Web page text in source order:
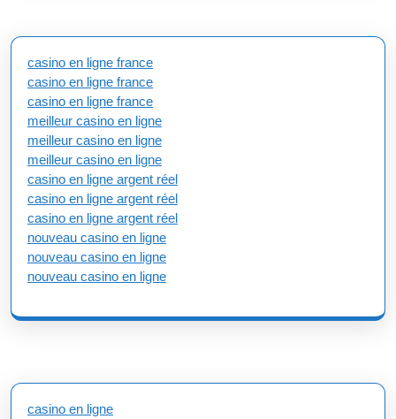
casino en ligne france
casino en ligne france
casino en ligne france
meilleur casino en ligne
meilleur casino en ligne
meilleur casino en ligne
casino en ligne argent réel
casino en ligne argent réel
casino en ligne argent réel
nouveau casino en ligne
nouveau casino en ligne
nouveau casino en ligne
casino en ligne